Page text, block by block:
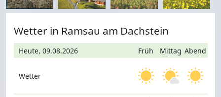
Wetter in Ramsau am Dachstein
Heute, 09.08.2026
Wetter
Früh Mittag Abend